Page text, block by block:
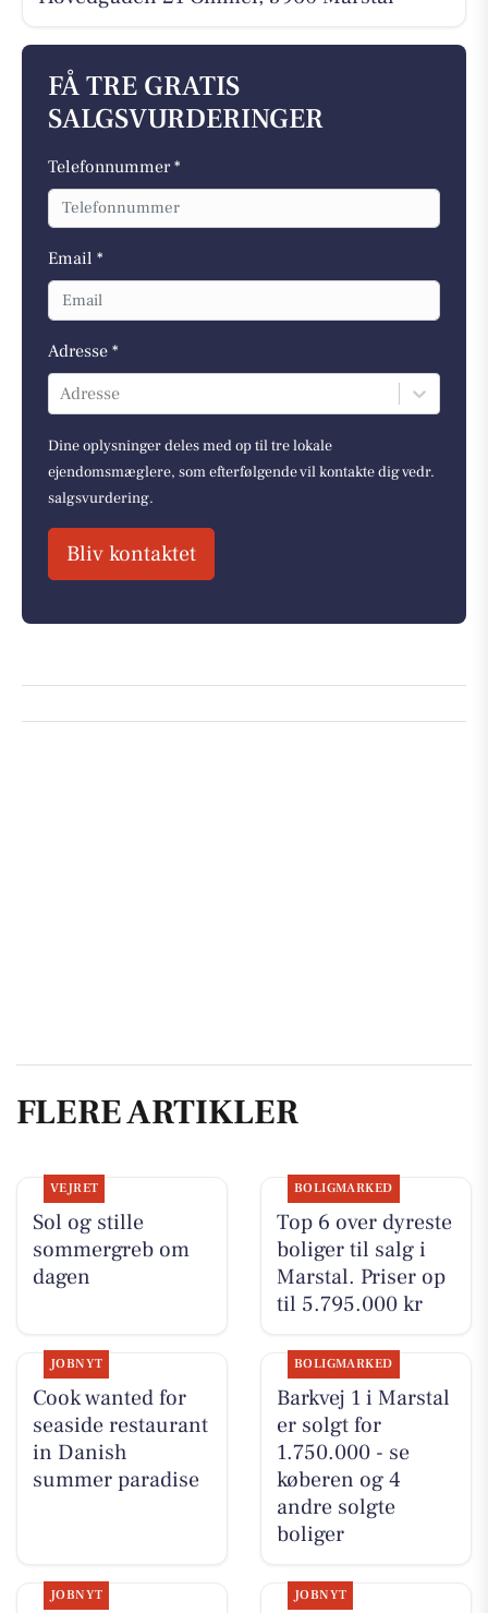
FÅ TRE GRATIS
SALGSVURDERINGER
Telefonnummer *
Email *
Adresse *
Adresse
Dine oplysninger deles med op til tre lokale
ejendomsmæglere, som efterfølgende vil kontakte dig vedr.
salgsvurdering.
Bliv kontaktet
FLERE ARTIKLER
VEJRET
Sol og stille
sommergreb om
dagen
BOLIGMARKED
Top 6 over dyreste
boliger til salg i
Marstal. Priser op
til 5.795.000 kr
JOBNYT
Cook wanted for
seaside restaurant
in Danish
summer paradise
BOLIGMARKED
Barkvej 1 i Marstal
er solgt for
1.750.000 - se
køberen og 4
andre solgte
boliger
JOBNYT JOBNYT